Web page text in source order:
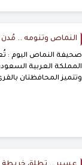
النماص وتنومه .. مُدن
صحيفة النماص اليوم :
المملكة العربية
وتتميز المحافظتان